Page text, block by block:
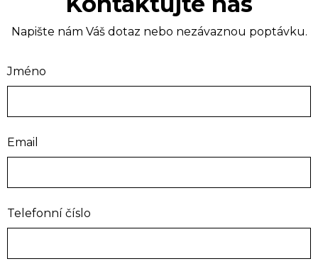
Napište nám Váš dotaz nebo nezávaznou poptávku.
Jméno
Email
Telefonní číslo